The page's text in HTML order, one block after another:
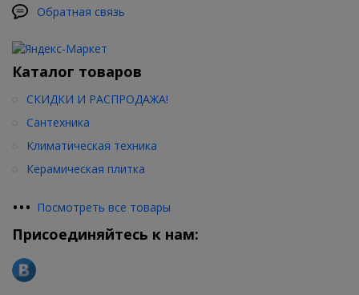
Обратная связь
Каталог товаров
СКИДКИ И РАСПРОДАЖА!
Сантехника
Климатическая техника
Керамическая плитка
••• Посмотреть все товары
Присоединяйтесь к нам: